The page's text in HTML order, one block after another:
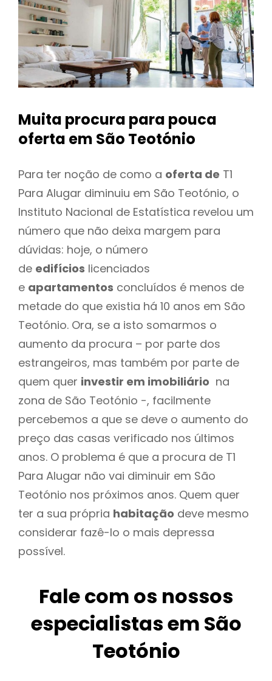
Muita procura para pouca
oferta em São Teotónio
Para ter noção de como a oferta de T1
Para Alugar diminuiu em São Teotónio, o
Instituto Nacional de Estatística revelou um
número que não deixa margem para
dúvidas: hoje, o número
de edifícios licenciados
e apartamentos concluídos é menos de
metade do que existia há 10 anos em São
Teotónio. Ora, se a isto somarmos o
aumento da procura – por parte dos
estrangeiros, mas também por parte de
quem quer investir em imobiliário na
zona de São Teotónio -, facilmente
percebemos a que se deve o aumento do
preço das casas verificado nos últimos
anos. O problema é que a procura de T1
Para Alugar não vai diminuir em São
Teotónio nos próximos anos. Quem quer
ter a sua própria habitação deve mesmo
considerar fazê-lo o mais depressa
possível.
Fale com os nossos
especialistas em São
Teotónio